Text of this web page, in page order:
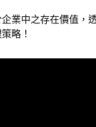
業中之存在價值
略！